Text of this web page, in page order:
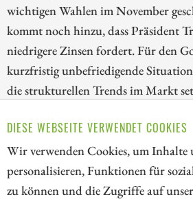
DIESE WEBSEITE VERWENDET COOKIES
Wir verwenden Cookies, um Inhalte
personalisieren, Funktionen für
zu können und die Zugriffe auf
wichtigen Wahlen im November
kommt noch hinzu, dass Präsident
niedrigere Zinsen fordert. Für den
kurzfristig unbefriedigende
die strukturellen Trends im Markt
heute auf die Papiere von Kinross
und AngloGold Ashanti!
ZUM KOMMENTAR